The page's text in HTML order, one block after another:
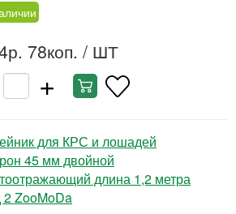
78коп. / ШТ
+
для КРС и лошадей
45 мм двойной
длина 1,2 метра
2 ZooMoDa